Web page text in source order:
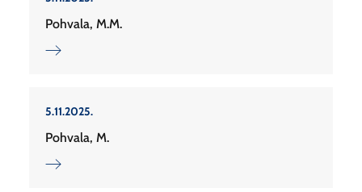
Pohvala, M.M.
5.11.2025.
Pohvala, M.